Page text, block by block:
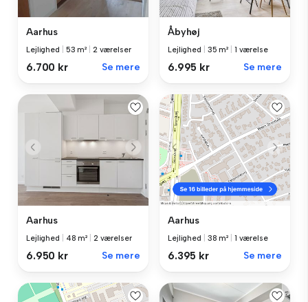
Aarhus
Lejlighed 53 m² 2 værelser
6.700 kr Se mere
Åbyhøj
Lejlighed 35 m² 1 værelse
6.995 kr Se mere
Aarhus
Lejlighed 48 m² 2 værelser
6.950 kr Se mere
Aarhus
Lejlighed 38 m² 1 værelse
6.395 kr Se mere